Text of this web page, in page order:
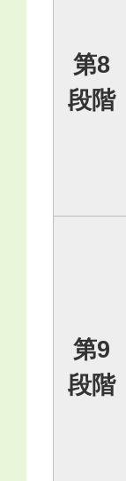
第8
段階
第9
段階